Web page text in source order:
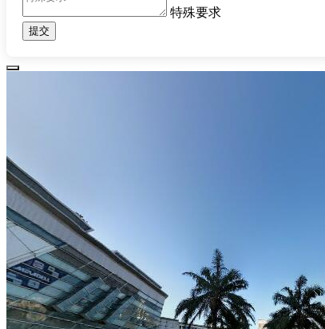
特殊要求
提交